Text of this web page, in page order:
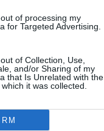
of processing my
for Targeted Advertising.
of Collection, Use,
and/or Sharing of my
that Is Unrelated with the
it was collected.